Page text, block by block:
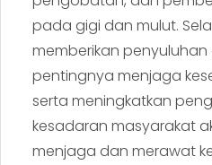
pada gigi dan mulut.
memberikan
pentingnya menjaga
serta meningkatkan
kesadaran masyarakat
menjaga dan merawat